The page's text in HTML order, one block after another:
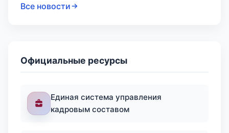
Все новости
Официальные ресурсы
Единая система управления
кадровым составом